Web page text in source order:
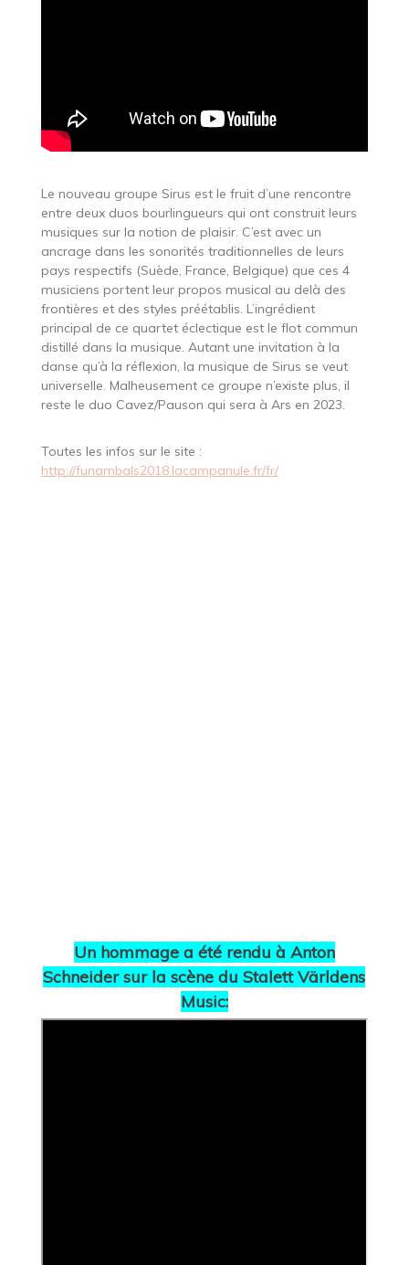
Le nouveau groupe Sirus est le fruit d’une rencontre
entre deux duos bourlingueurs qui ont construit leurs
musiques sur la notion de plaisir. C’est avec un
ancrage dans les sonorités traditionnelles de leurs
pays respectifs (Suède, France, Belgique) que ces 4
musiciens portent leur propos musical au delà des
frontières et des styles préétablis. L’ingrédient
principal de ce quartet éclectique est le flot commun
distillé dans la musique. Autant une invitation à la
danse qu’à la réflexion, la musique de Sirus se veut
universelle. Malheusement ce groupe n’existe plus, il
reste le duo Cavez/Pauson qui sera à Ars en 2023.
Toutes les infos sur le site :
http://funambals2018.lacampanule.fr/fr/
Un hommage a été rendu à Anton
Schneider sur la scène du Stalett Världens
Music: